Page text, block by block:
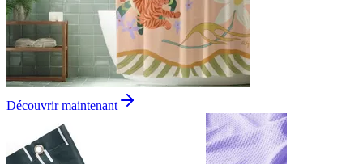
Découvrir maintenant